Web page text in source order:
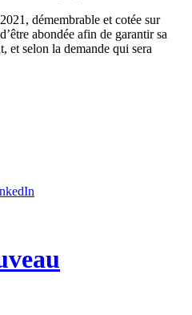
démembrable et cotée sur
abondée afin de garantir sa
et selon la demande qui sera